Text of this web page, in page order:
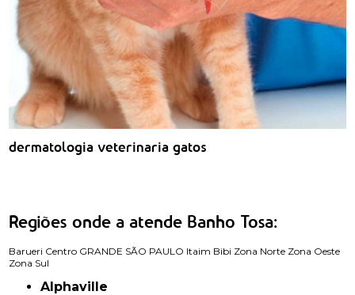
dermatologia veterinaria gatos
Regiões onde a atende Banho Tosa:
Barueri Centro GRANDE SÃO PAULO Itaim Bibi Zona Norte Zona Oeste
Zona Sul
Alphaville